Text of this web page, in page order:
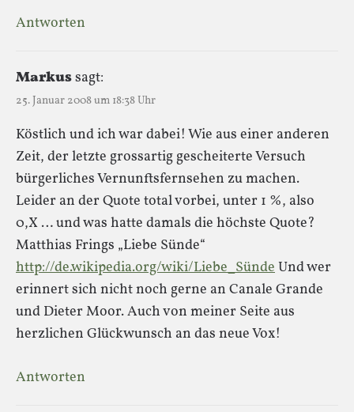
Antworten
Markussagt:
25. Januar 2008 um 18:38 Uhr
Köstlich und ich war dabei! Wie aus einer anderen
Zeit, der letzte grossartig gescheiterte Versuch
bürgerliches Vernunftsfernsehen zu machen.
Leider an der Quote total vorbei, unter 1 %, also
0,X … und was hatte damals die höchste Quote?
Matthias Frings „Liebe Sünde“
http://de.wikipedia.org/wiki/Liebe_SündeUnd wer
erinnert sich nicht noch gerne an Canale Grande
und Dieter Moor. Auch von meiner Seite aus
herzlichen Glückwunsch an das neue Vox!
Antworten